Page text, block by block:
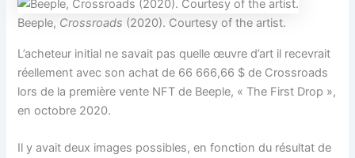
Beeple, Crossroads (2020). Courtesy of the artist.
L’acheteur initial ne savait pas quelle œuvre d’art il recevrait
réellement avec son achat de 66 666,66 $ de Crossroads
lors de la première vente NFT de Beeple, « The First Drop »,
en octobre 2020.
Il y avait deux images possibles, en fonction du résultat de